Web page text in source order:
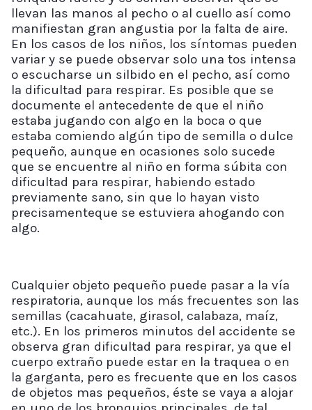
llevan las manos al pecho o al cuello así como
manifiestan gran angustia por la falta de aire.
En los casos de los niños, los síntomas pueden
variar y se puede observar solo una tos intensa
o escucharse un silbido en el pecho, así como
la dificultad para respirar. Es posible que se
documente el antecedente de que el niño
estaba jugando con algo en la boca o que
estaba comiendo algún tipo de semilla o dulce
pequeño, aunque en ocasiones solo sucede
que se encuentre al niño en forma súbita con
dificultad para respirar, habiendo estado
previamente sano, sin que lo hayan visto
precisamenteque se estuviera ahogando con
algo.
Cualquier objeto pequeño puede pasar a la vía
respiratoria, aunque los más frecuentes son las
semillas (cacahuate, girasol, calabaza, maíz,
etc.). En los primeros minutos del accidente se
observa gran dificultad para respirar, ya que el
cuerpo extraño puede estar en la traquea o en
la garganta, pero es frecuente que en los casos
de objetos mas pequeños, éste se vaya a alojar